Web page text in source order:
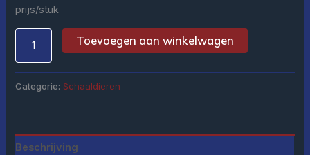
prijs/stuk
Toevoegen aan winkelwagen
Categorie: Schaaldieren
Beschrijving